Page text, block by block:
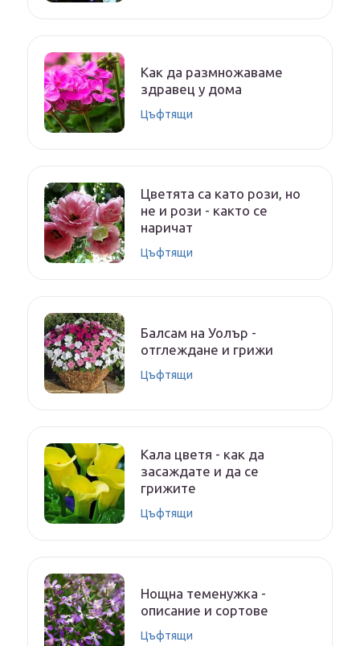
Как да размножаваме
здравец у дома
Цъфтящи
Цветята са като рози, но
не и рози - както се
наричат
Цъфтящи
Балсам на Уолър -
отглеждане и грижи
Цъфтящи
Кала цветя - как да
засаждате и да се
грижите
Цъфтящи
Нощна теменужка -
описание и сортове
Цъфтящи